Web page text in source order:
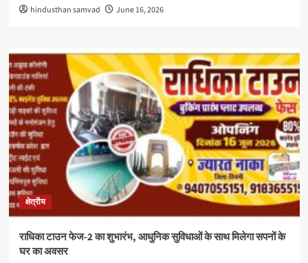
hindusthan samvad June 16, 2026
क्षेत्रीय
राधिका टाउन फेज-2 का शुभारंभ, आधुनिक सुविधाओं के साथ मिलेगा सपनों के
घर का अवसर